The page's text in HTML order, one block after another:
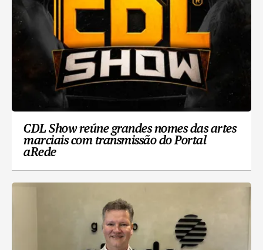
CDL Show reúne grandes nomes das artes
marciais com transmissão do Portal
aRede